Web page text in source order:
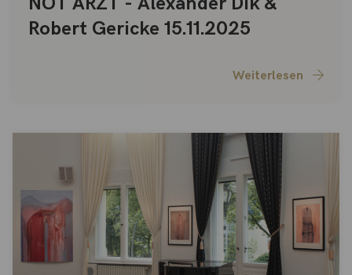
Robert Gericke 15.11.2025
Weiterlesen